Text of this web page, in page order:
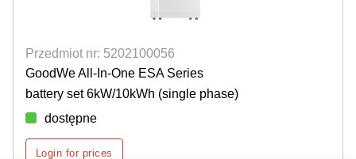
Przedmiot nr: 5202100056
GoodWe All-In-One ESA Series
battery set 6kW/10kWh (single phase)
dostępne
Login for prices